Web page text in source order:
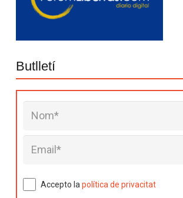
Butlletí
Accepto la política de privacitat